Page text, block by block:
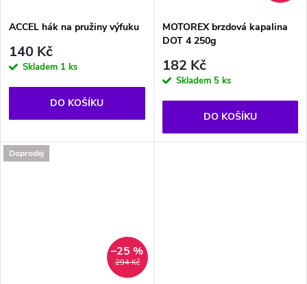
ů
ACCEL hák na pružiny výfuku
140 Kč
Skladem 1 ks
DO KOŠÍKU
MOTOREX brzdová kapalina
DOT 4 250g
182 Kč
Skladem 5 ks
DO KOŠÍKU
Doprodej
294 Kč
–25 %